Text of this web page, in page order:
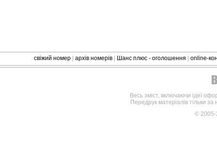
свіжий номер архів номерів Шанс плюс - оголошення online-
Весь зміст, включаючи ідеї
Передрук матеріалів тільки
©